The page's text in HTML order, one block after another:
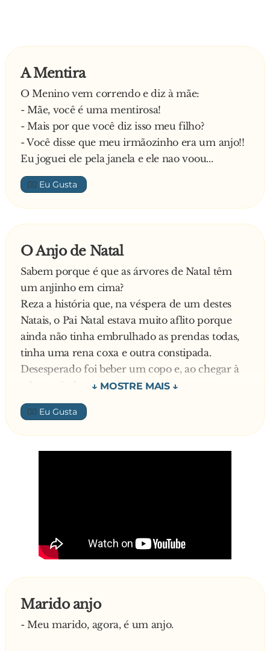
A Mentira
O Menino vem correndo e diz à mãe:
- Mãe, você é uma mentirosa!
- Mais por que você diz isso meu filho?
- Você disse que meu irmãozinho era um anjo!!
Eu joguei ele pela janela e ele nao voou...
👍🏼
O Anjo de Natal
Sabem porque é que as árvores de Natal têm
um anjinho em cima?
Reza a história que, na véspera de um destes
Natais, o Pai Natal estava muito aflito porque
ainda não tinha embrulhado as prendas todas,
tinha uma rena coxa e outra constipada.
Desesperado foi beber um copo e, ao chegar à
adega, não havia nada. Voltou a casa para
petiscar alguma coisa e os ratos tinham comido
tudo. Para alegrar-lhe a vida, a mulher avisou-o
que a sogra ia passar o Natal com eles.
No meio do desespero, tocam-lhe à porta. Com
nesta quadra tão feliz, cheia de paz e amor.
queres que a meta?
👍🏼
Marido anjo
- Meu marido, agora, é um anjo.